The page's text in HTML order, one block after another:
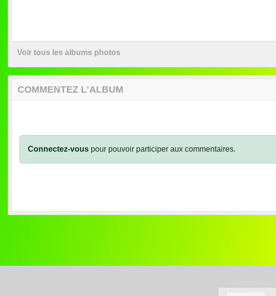
Voir tous les albums photos
COMMENTEZ L'ALBUM
Connectez-vous pour pouvoir participer aux commentaires.